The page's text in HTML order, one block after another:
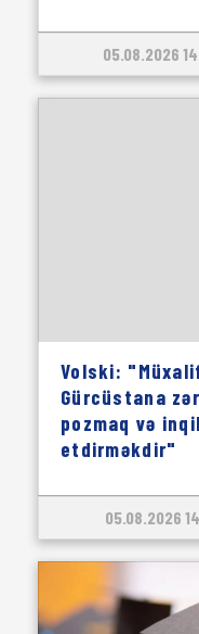
05.08.2026
Volski:
Gürcüstana
pozmaq və
etdirməkdir"
05.08.2026